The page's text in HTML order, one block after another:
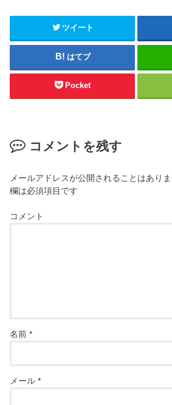
ツイート
はてブ
Pocket
コメントを残す
メールアドレスが公開されることはありま
欄は必須項目です
コメント
名前*
メール*